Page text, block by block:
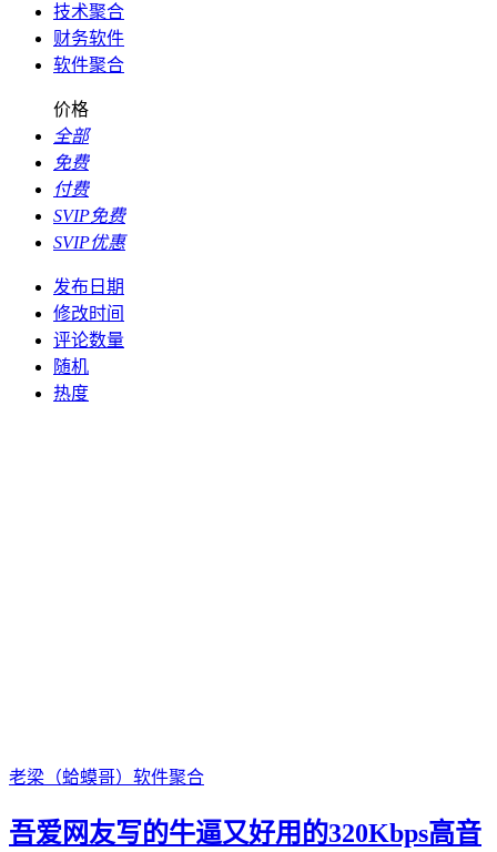
技术聚合
财务软件
软件聚合
价格
全部
免费
付费
SVIP免费
SVIP优惠
发布日期
修改时间
评论数量
随机
热度
老梁（蛤蟆哥） 软件聚合
吾爱网友写的牛逼又好用的320Kbps高音